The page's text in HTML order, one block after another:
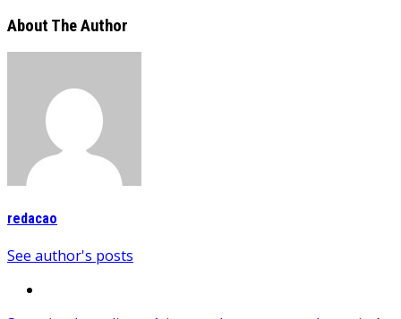
About The Author
redacao
See author's posts